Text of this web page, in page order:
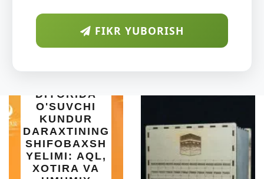
FIKR YUBORISH
DIYORIDA
O'SUVCHI
KUNDUR
SHIFOBAXSH
YELIMI: AQL,
XOTIRA VA